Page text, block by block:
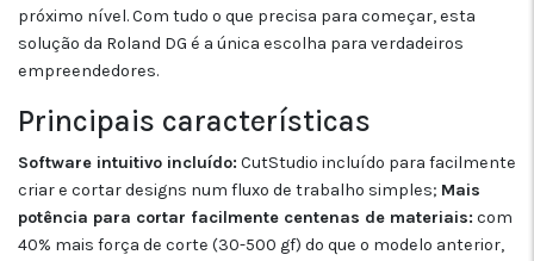
próximo nível. Com tudo o que precisa para começar, esta
solução da Roland DG é a única escolha para verdadeiros
empreendedores.
Principais características
Software intuitivo incluído: CutStudio incluído para facilmente
criar e cortar designs num fluxo de trabalho simples; Mais
potência para cortar facilmente centenas de materiais: com
40% mais força de corte (30-500 gf) do que o modelo anterior,